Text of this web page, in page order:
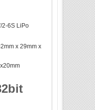
2-6S LiPo
x 29mm x